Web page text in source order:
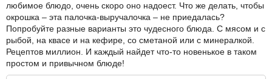
любимое блюдо, очень скоро оно надоест. Что же делать, чтобы
окрошка – эта палочка-выручалочка – не приедалась?
Попробуйте разные варианты это чудесного блюда. С мясом и с
рыбой, на квасе и на кефире, со сметаной или с минералкой.
Рецептов миллион. И каждый найдет что-то новенькое в таком
простом и привычном блюде!